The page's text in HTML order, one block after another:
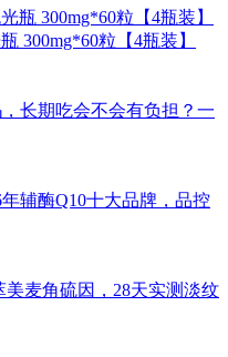
300mg*60粒【4瓶装】
长期吃会不会有负担？一
辅酶Q10十大品牌，品控
麦角硫因，28天实测淡纹